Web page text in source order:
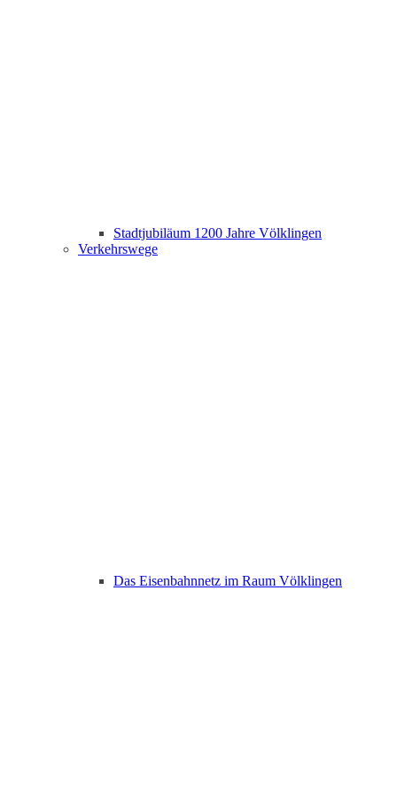
Stadtjubiläum 1200 Jahre Völklingen
Verkehrswege
Das Eisenbahnnetz im Raum Völklingen